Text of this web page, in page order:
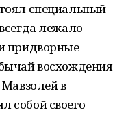
специальный
лежало
придворные
восхождения
в
собой своего